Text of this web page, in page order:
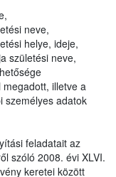
neve,
helye, ideje,
születési neve,
illetve a
személyes adatok
feladatait az
szóló 2008. évi XLVI.
keretei között